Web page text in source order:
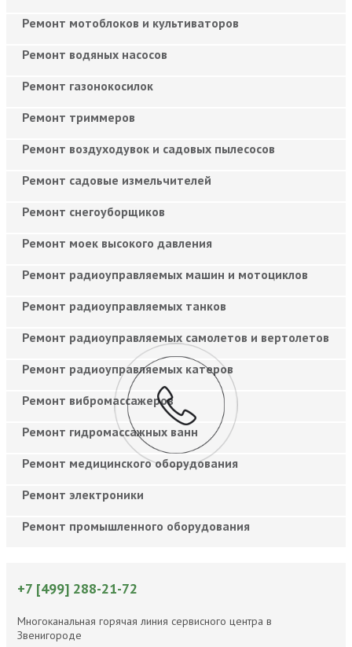
Ремонт мотоблоков и культиваторов
Ремонт водяных насосов
Ремонт газонокосилок
Ремонт триммеров
Ремонт воздуходувок и садовых пылесосов
Ремонт садовые измельчителей
Ремонт снегоуборщиков
Ремонт моек высокого давления
Ремонт радиоуправляемых машин и мотоциклов
Ремонт радиоуправляемых танков
Ремонт радиоуправляемых самолетов и вертолетов
Ремонт радиоуправляемых катеров
Ремонт вибромассажеров
Ремонт гидромассажных ванн
Ремонт медицинского оборудования
Ремонт электроники
Ремонт промышленного оборудования
+7 [499] 288-21-72
Многоканальная горячая линия сервисного центра в
Звенигороде